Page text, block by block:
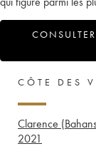
CÔTE DES
Clarence
2021